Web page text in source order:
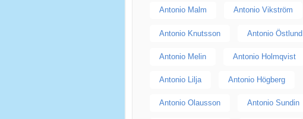
Antonio Malm Antonio Vikström
Antonio Knutsson Antonio Östlund
Antonio Melin Antonio Holmqvist
Antonio Lilja Antonio Högberg
Antonio Olausson Antonio Sundin